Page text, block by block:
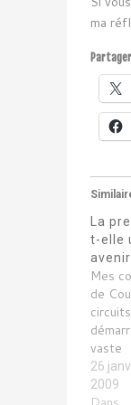
ma
La
t-elle
avenir
Mes
de
vaste
presse
26
2009